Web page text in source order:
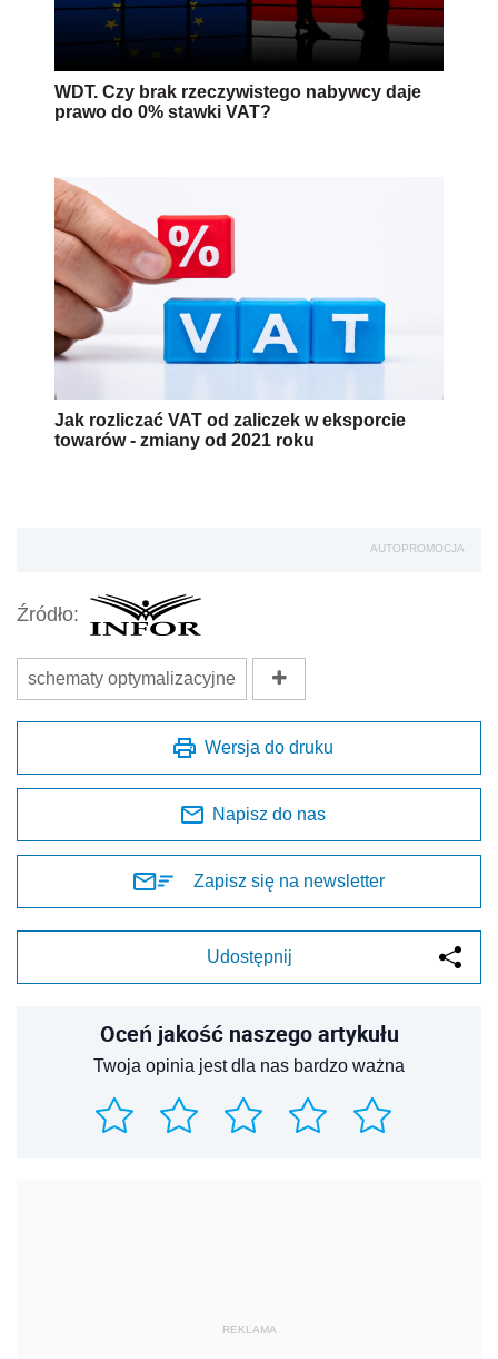
WDT. Czy brak rzeczywistego nabywcy daje
prawo do 0% stawki VAT?
Jak rozliczać VAT od zaliczek w eksporcie
towarów - zmiany od 2021 roku
AUTOPROMOCJA
Źródło:
schematy optymalizacyjne
Wersja do druku
Napisz do nas
Zapisz się na newsletter
Udostępnij
Oceń jakość naszego artykułu
Twoja opinia jest dla nas bardzo ważna
REKLAMA